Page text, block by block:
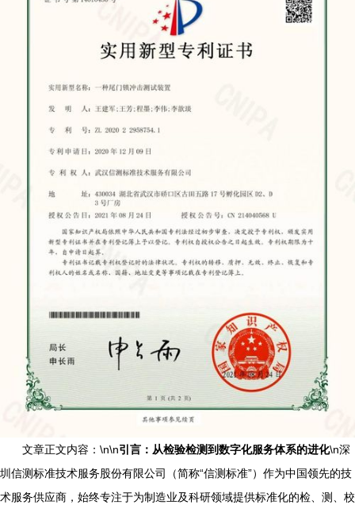
文章正文内容：\n\n引言：从检验检测到数字化服务体系的进化\n深
圳信测标准技术服务股份有限公司（简称“信测标准”）作为中国领先的技
术服务供应商，始终专注于为制造业及科研领域提供标准化的检、测、校